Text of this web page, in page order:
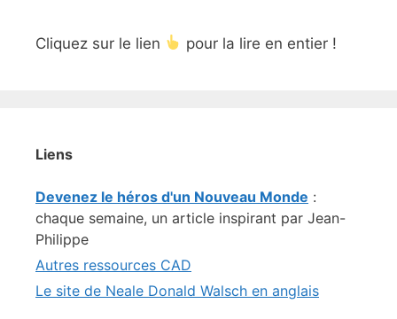
Cliquez sur le lien pour la lire en entier !
Liens
Devenez le héros d'un Nouveau Monde :
chaque semaine, un article inspirant par Jean-
Philippe
Autres ressources CAD
Le site de Neale Donald Walsch en anglais